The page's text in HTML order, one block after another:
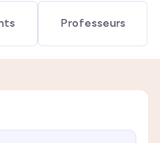
Professeurs